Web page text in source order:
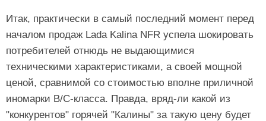
Итак, практически в самый последний момент перед
началом продаж Lada Kalina NFR успела шокировать
потребителей отнюдь не выдающимися
техническими характеристиками, а своей мощной
ценой, сравнимой со стоимостью вполне приличной
иномарки B/C-класса. Правда, вряд-ли какой из
"конкурентов" горячей "Калины" за такую цену будет